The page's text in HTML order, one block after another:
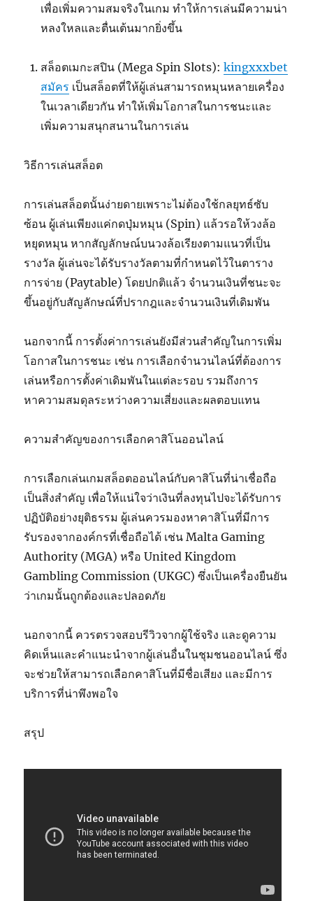
เพื่อเพิ่มความสมจริงในเกม ทำให้การเล่นมีความน่า
หลงใหลและตื่นเต้นมากยิ่งขึ้น
สล็อตเมกะสปิน (Mega Spin Slots):kingxxxbet
สมัคร เป็นสล็อตที่ให้ผู้เล่นสามารถหมุนหลายเครื่อง
ในเวลาเดียวกัน ทำให้เพิ่มโอกาสในการชนะและ
เพิ่มความสนุกสนานในการเล่น
วิธีการเล่นสล็อต
การเล่นสล็อตนั้นง่ายดายเพราะไม่ต้องใช้กลยุทธ์ซับ
ซ้อน ผู้เล่นเพียงแค่กดปุ่มหมุน (Spin) แล้วรอให้วงล้อ
หยุดหมุน หากสัญลักษณ์บนวงล้อเรียงตามแนวที่เป็น
รางวัล ผู้เล่นจะได้รับรางวัลตามที่กำหนดไว้ในตาราง
การจ่าย (Paytable) โดยปกติแล้ว จำนวนเงินที่ชนะจะ
ขึ้นอยู่กับสัญลักษณ์ที่ปรากฎและจำนวนเงินที่เดิมพัน
นอกจากนี้ การตั้งค่าการเล่นยังมีส่วนสำคัญในการเพิ่ม
โอกาสในการชนะ เช่น การเลือกจำนวนไลน์ที่ต้องการ
เล่นหรือการตั้งค่าเดิมพันในแต่ละรอบ รวมถึงการ
หาความสมดุลระหว่างความเสี่ยงและผลตอบแทน
ความสำคัญของการเลือกคาสิโนออนไลน์
การเลือกเล่นเกมสล็อตออนไลน์กับคาสิโนที่น่าเชื่อถือ
เป็นสิ่งสำคัญ เพื่อให้แน่ใจว่าเงินที่ลงทุนไปจะได้รับการ
ปฏิบัติอย่างยุติธรรม ผู้เล่นควรมองหาคาสิโนที่มีการ
รับรองจากองค์กรที่เชื่อถือได้ เช่น Malta Gaming
Authority (MGA) หรือ United Kingdom
Gambling Commission (UKGC) ซึ่งเป็นเครื่องยืนยัน
ว่าเกมนั้นถูกต้องและปลอดภัย
นอกจากนี้ ควรตรวจสอบรีวิวจากผู้ใช้จริง และดูความ
คิดเห็นและคำแนะนำจากผู้เล่นอื่นในชุมชนออนไลน์ ซึ่ง
จะช่วยให้สามารถเลือกคาสิโนที่มีชื่อเสียง และมีการ
บริการที่น่าพึงพอใจ
สรุป